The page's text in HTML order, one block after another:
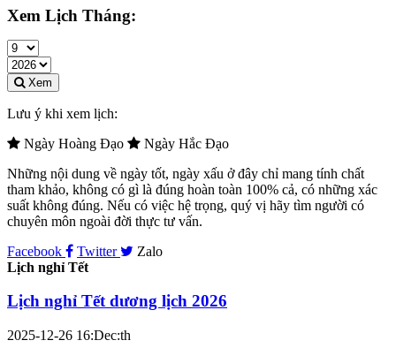
Xem Lịch Tháng:
Xem
Lưu ý khi xem lịch:
Ngày Hoàng Đạo
Ngày Hắc Đạo
Những nội dung về ngày tốt, ngày xấu ở đây chỉ mang tính chất
tham khảo, không có gì là đúng hoàn toàn 100% cả, có những xác
suất không đúng. Nếu có việc hệ trọng, quý vị hãy tìm người có
chuyên môn ngoài đời thực tư vấn.
Facebook
Twitter
Zalo
Lịch nghỉ Tết
Lịch nghỉ Tết dương lịch 2026
2025-12-26 16:Dec:th